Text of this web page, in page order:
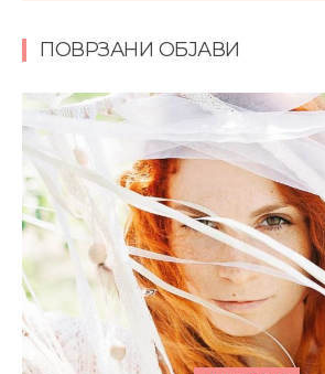
ПОВРЗАНИ ОБЈАВИ